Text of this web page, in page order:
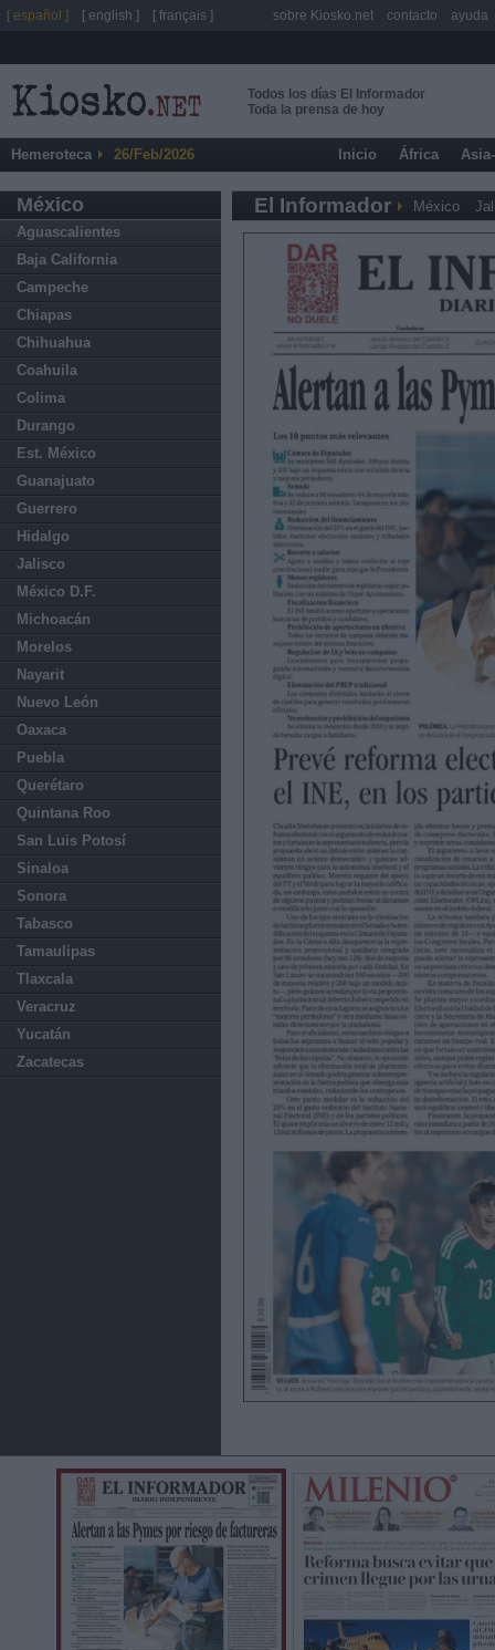
Todos los días El Informador
Toda la prensa de hoy
Hemeroteca 26/Feb/2026 Inicio África
México
Aguascalientes
Baja California
Campeche
Chiapas
Chihuahua
Coahuila
Colima
Durango
Est. México
Guanajuato
Guerrero
Hidalgo
Jalisco
México D.F.
Michoacán
Morelos
Nayarit
Nuevo León
Oaxaca
Puebla
Querétaro
Quintana Roo
San Luis Potosí
Sinaloa
Sonora
Tabasco
Tamaulipas
Tlaxcala
Veracruz
Yucatán
Zacatecas
El Informador México
[ español ] [ english ] [ français ] sobre Kiosko.net contacto ayuda